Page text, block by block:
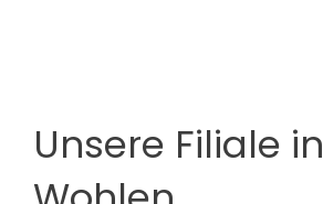
Unsere Filiale in